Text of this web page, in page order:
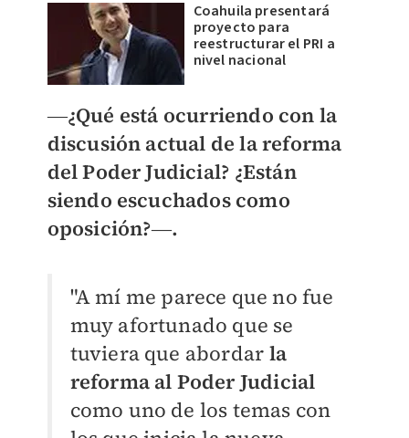
Coahuila presentará
proyecto para
reestructurar el PRI a
nivel nacional
―¿Qué está ocurriendo con la
discusión actual de la reforma
del Poder Judicial? ¿Están
siendo escuchados como
oposición?―.
"A mí me parece que no fue
muy afortunado que se
tuviera que abordar la
reforma al Poder Judicial
como uno de los temas con